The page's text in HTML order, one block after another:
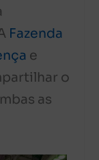
Fazenda
e
o
as